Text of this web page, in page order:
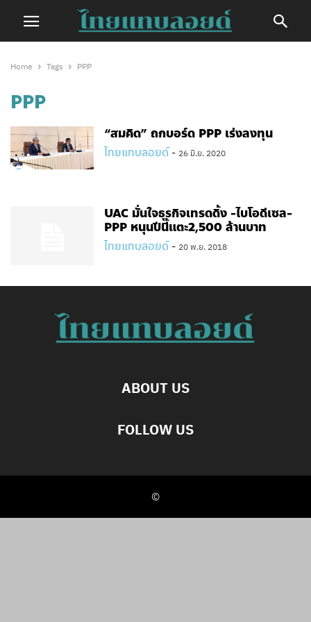
Home Tags PPP
PPP
“สมคิด” ถกบอร์ด PPP เร่งลงทุน
ไทยแทบลอยด์ - 26 มิ.ย. 2020
UAC มั่นใจธุรกิจเทรดดิ้ง -ไบโอดีเซล-
PPP หนุนปีนี้แตะ2,500 ล้านบาท
ไทยแทบลอยด์ - 20 พ.ย. 2018
ABOUT US
FOLLOW US
©